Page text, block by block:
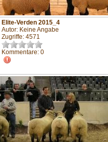
Elite-Verden 2015_4
Autor: Keine Angabe
Zugriffe: 4571
Kommentare: 0